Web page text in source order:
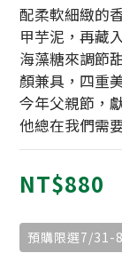
配柔軟細緻的
甲芋泥，再藏
海藻糖來調節
顏兼具，四重
今年父親節，
他總在我們需
NT$880
預購限選7/31-